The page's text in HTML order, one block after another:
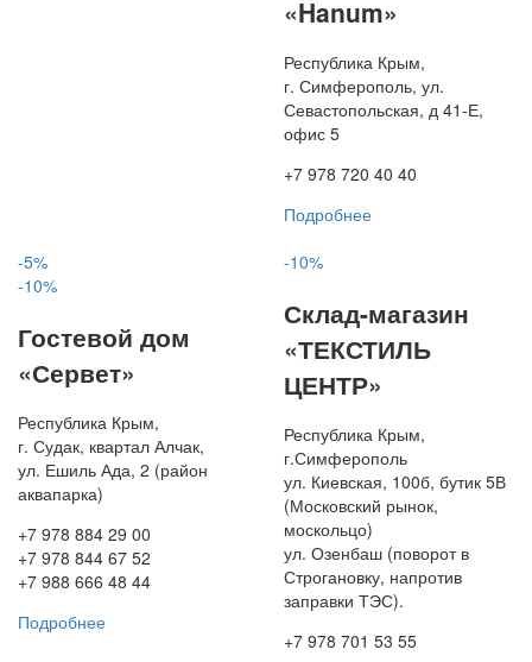
«Hanum»
Республика Крым,
г. Симферополь, ул.
Севастопольская, д 41-Е,
офис 5
+7 978 720 40 40
Подробнее
-5%
-10%
Гостевой дом
«Сервет»
Республика Крым,
г. Судак, квартал Алчак,
ул. Ешиль Ада, 2 (район
аквапарка)
+7 978 884 29 00
+7 978 844 67 52
+7 988 666 48 44
Подробнее
-10%
Склад-магазин
«ТЕКСТИЛЬ
ЦЕНТР»
Республика Крым,
г.Симферополь
ул. Киевская, 100б, бутик 5В
(Московский рынок,
москольцо)
ул. Озенбаш (поворот в
Строгановку, напротив
заправки ТЭС).
+7 978 701 53 55